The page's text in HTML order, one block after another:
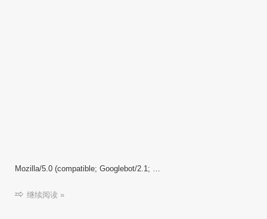
Mozilla/5.0 (compatible; Googlebot/2.1; …
继续阅读 »